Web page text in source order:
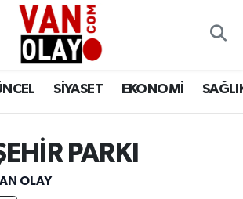
SİYASET EKONOMİ
PARKI
OLAY
Eczaneler
Vakitleri
Haritası